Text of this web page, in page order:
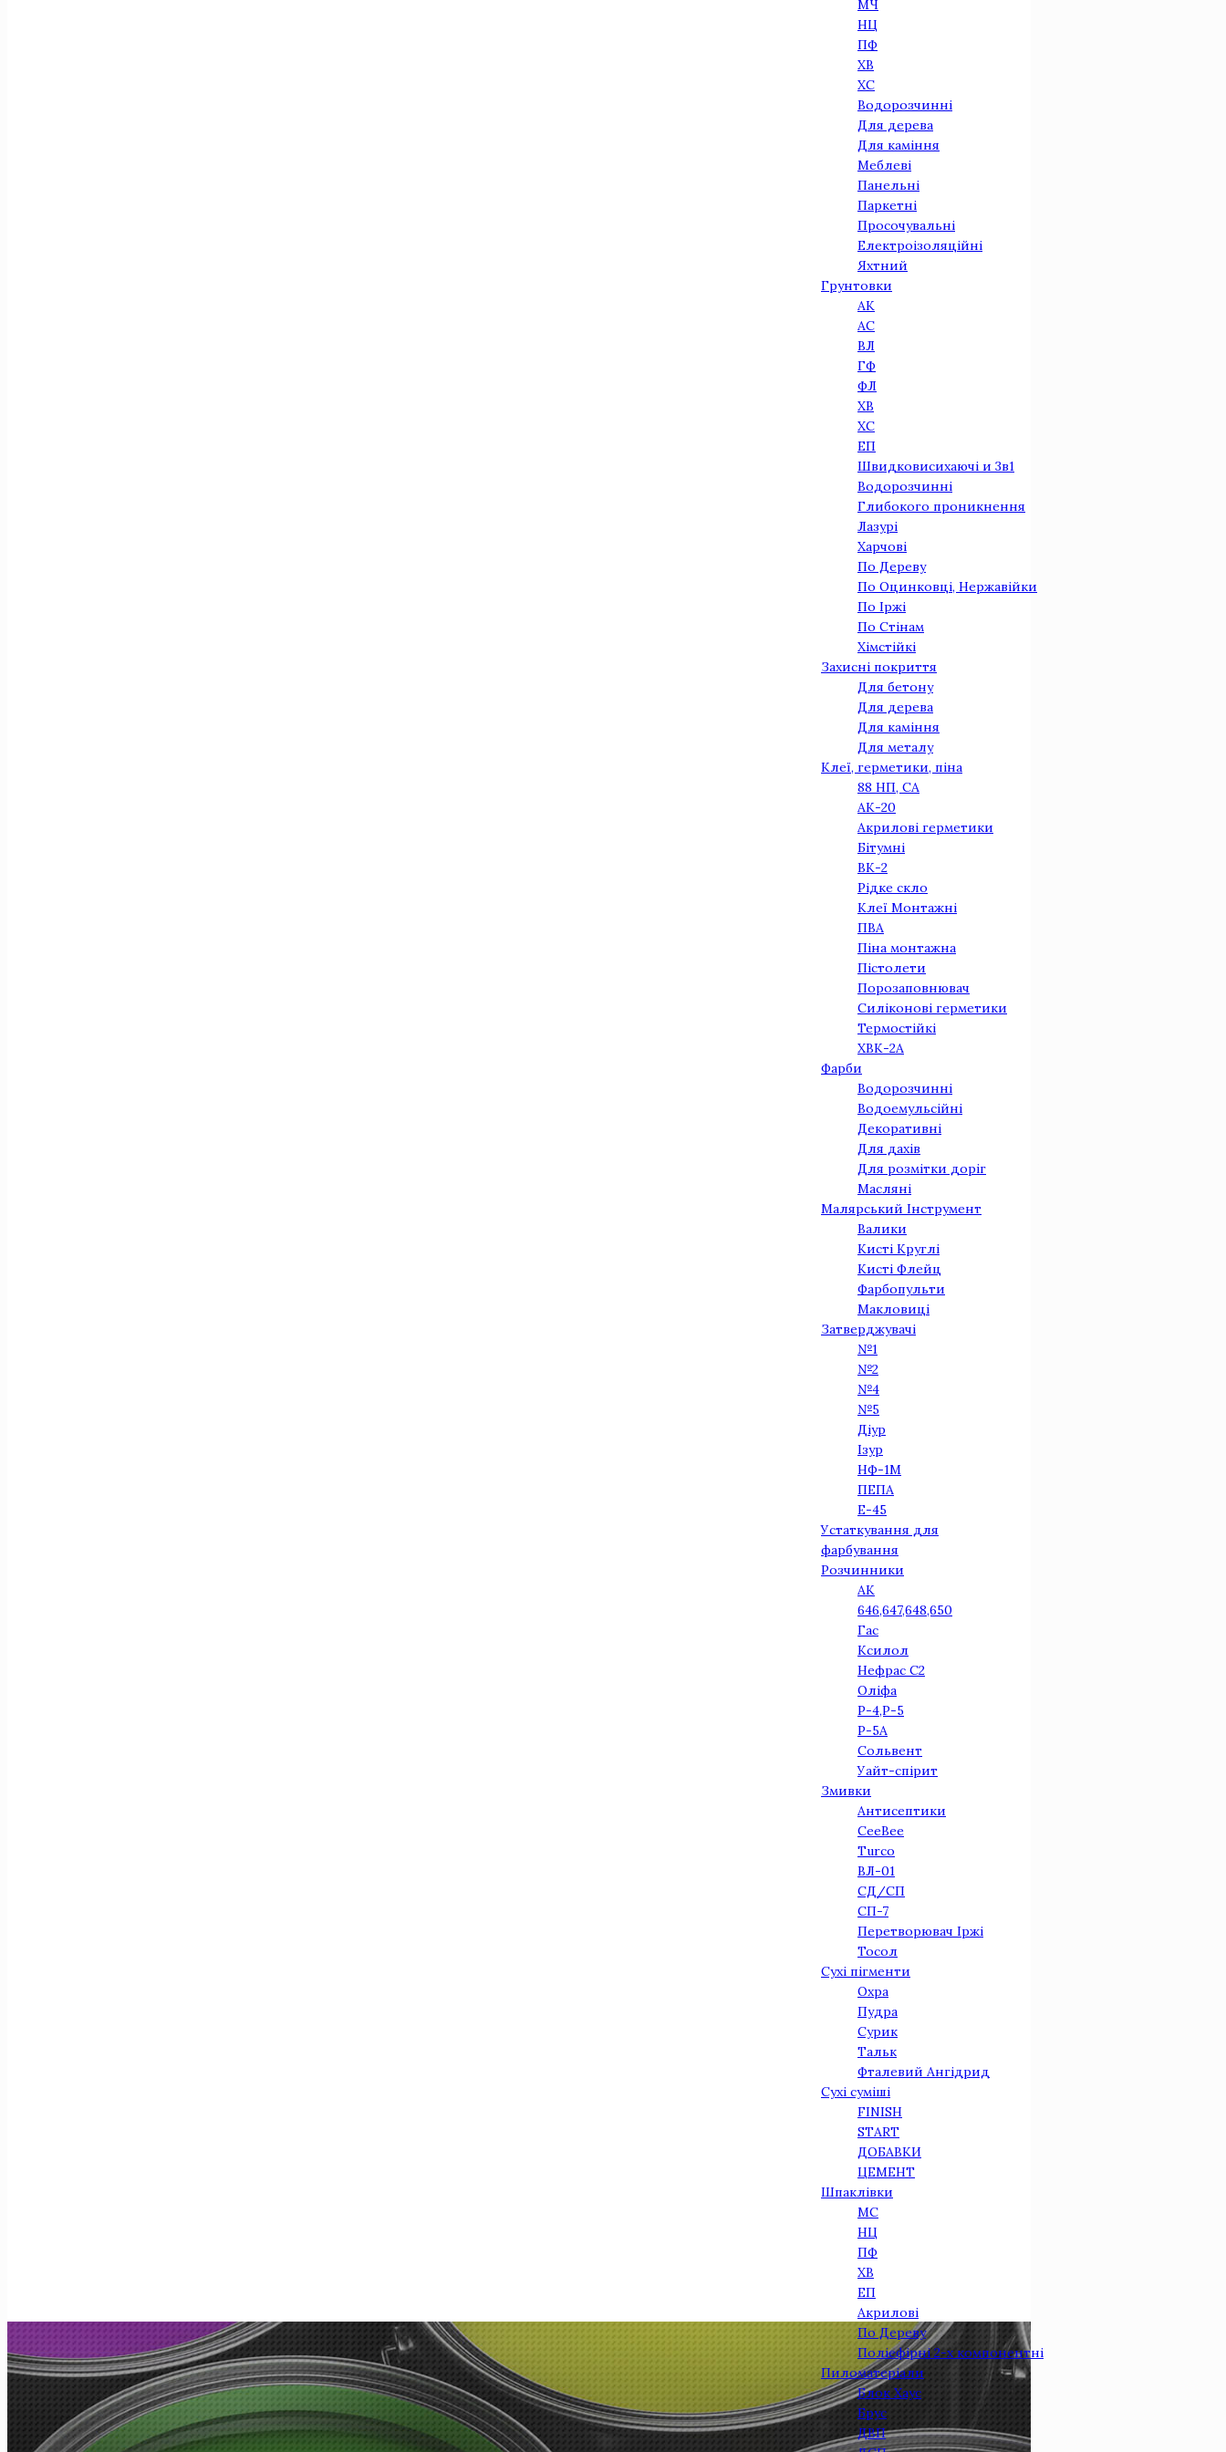
МЧ
НЦ
ПФ
ХВ
ХС
Водорозчинні
Для дерева
Для камiння
Меблеві
Панельнi
Паркетнi
Просочувальні
Електроізоляційні
Яхтний
Грунтовки
АК
АС
ВЛ
ГФ
ФЛ
ХВ
ХС
ЕП
Швидковисихаючі и 3в1
Водорозчинні
Глибокого проникнення
Лазурі
Харчові
По Дереву
По Оцинковцi, Нержавiйки
По Iржi
По Стiнам
Хімстійкі
Захисні покриття
Для бетону
Для дерева
Для камiння
Для металу
Клеї, герметики, піна
88 НП, СА
АК-20
Акрилові герметики
Бітумні
ВК-2
Рідке скло
Клеї Монтажнi
ПВА
Піна монтажна
Пістолети
Порозаповнювач
Силіконові герметики
Термостійкі
ХВК-2А
Фарби
Водорозчинні
Водоемульсійні
Декоративні
Для дахів
Для розмітки доріг
Масляні
Малярський Інструмент
Валики
Кисті Круглі
Кисті Флейц
Фарбопульти
Макловиці
Затверджувачі
№1
№2
№4
№5
Діур
Iзур
НФ-1М
ПЕПА
Е-45
Устаткування для
фарбування
Розчинники
АК
646,647,648,650
Гас
Ксилол
Нефрас С2
Оліфа
Р-4,Р-5
Р-5А
Сольвент
Уайт-спірит
Змивки
Антисептики
CeeBee
Turco
ВЛ-01
СД/СП
СП-7
Перетворювач Іржi
Тосол
Сухі пігменти
Охра
Пудра
Сурик
Тальк
Фталевий Ангідрид
Сухі суміші
FINISH
START
ДОБАВКИ
ЦЕМЕНТ
Шпаклівки
МС
НЦ
ПФ
ХВ
ЕП
Акрилові
По Дереву
Поліефірні 2-х компонентні
Пиломатеріали
Блок Хаус
Брус
ДВП